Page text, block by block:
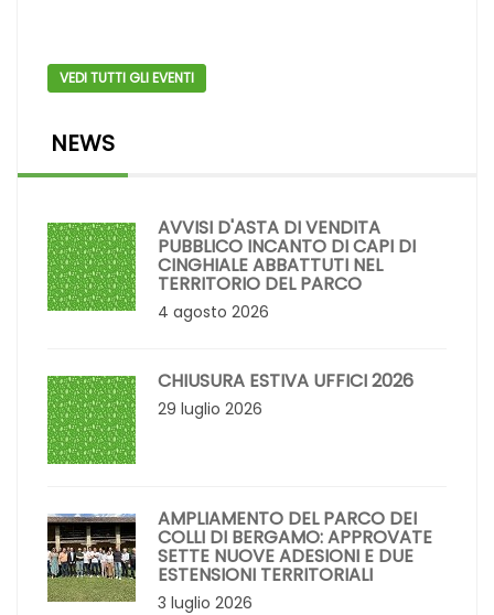
VEDI TUTTI GLI EVENTI
NEWS
AVVISI D'ASTA DI VENDITA
PUBBLICO INCANTO DI CAPI DI
CINGHIALE ABBATTUTI NEL
TERRITORIO DEL PARCO
4 agosto 2026
CHIUSURA ESTIVA UFFICI 2026
29 luglio 2026
AMPLIAMENTO DEL PARCO DEI
COLLI DI BERGAMO: APPROVATE
SETTE NUOVE ADESIONI E DUE
ESTENSIONI TERRITORIALI
3 luglio 2026